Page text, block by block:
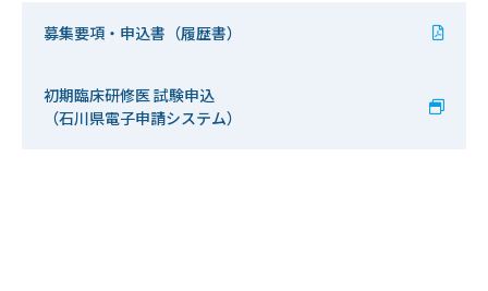
募集要項・申込書（履歴書）
初期臨床研修医 試験申込
（石川県電子申請システム）